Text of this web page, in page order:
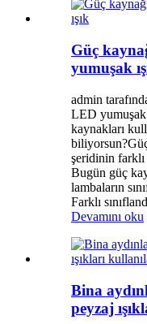
Güç
yumuşak
admin
LED yumuşak
kaynakları
şeridinin
Bugün güç
lambaların
Farklı
Devamını oku
Bina
peyzaj